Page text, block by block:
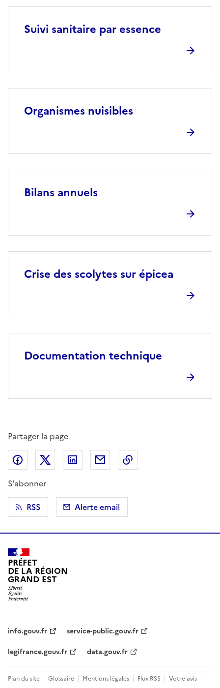
Suivi sanitaire par essence
Organismes nuisibles
Bilans annuels
Crise des scolytes sur épicea
Documentation technique
Partager la page
Partager sur Facebook
Partager sur X (anciennement Twitter)
Partager sur LinkedIn
Partager par email
S'abonner
RSS
Alerte email
PRÉFET
DE LA RÉGION
GRAND EST
info.gouv.fr
service-public.gouv.fr
legifrance.gouv.fr
data.gouv.fr
Plan du site Glossaire Mentions légales Flux RSS Votre avis